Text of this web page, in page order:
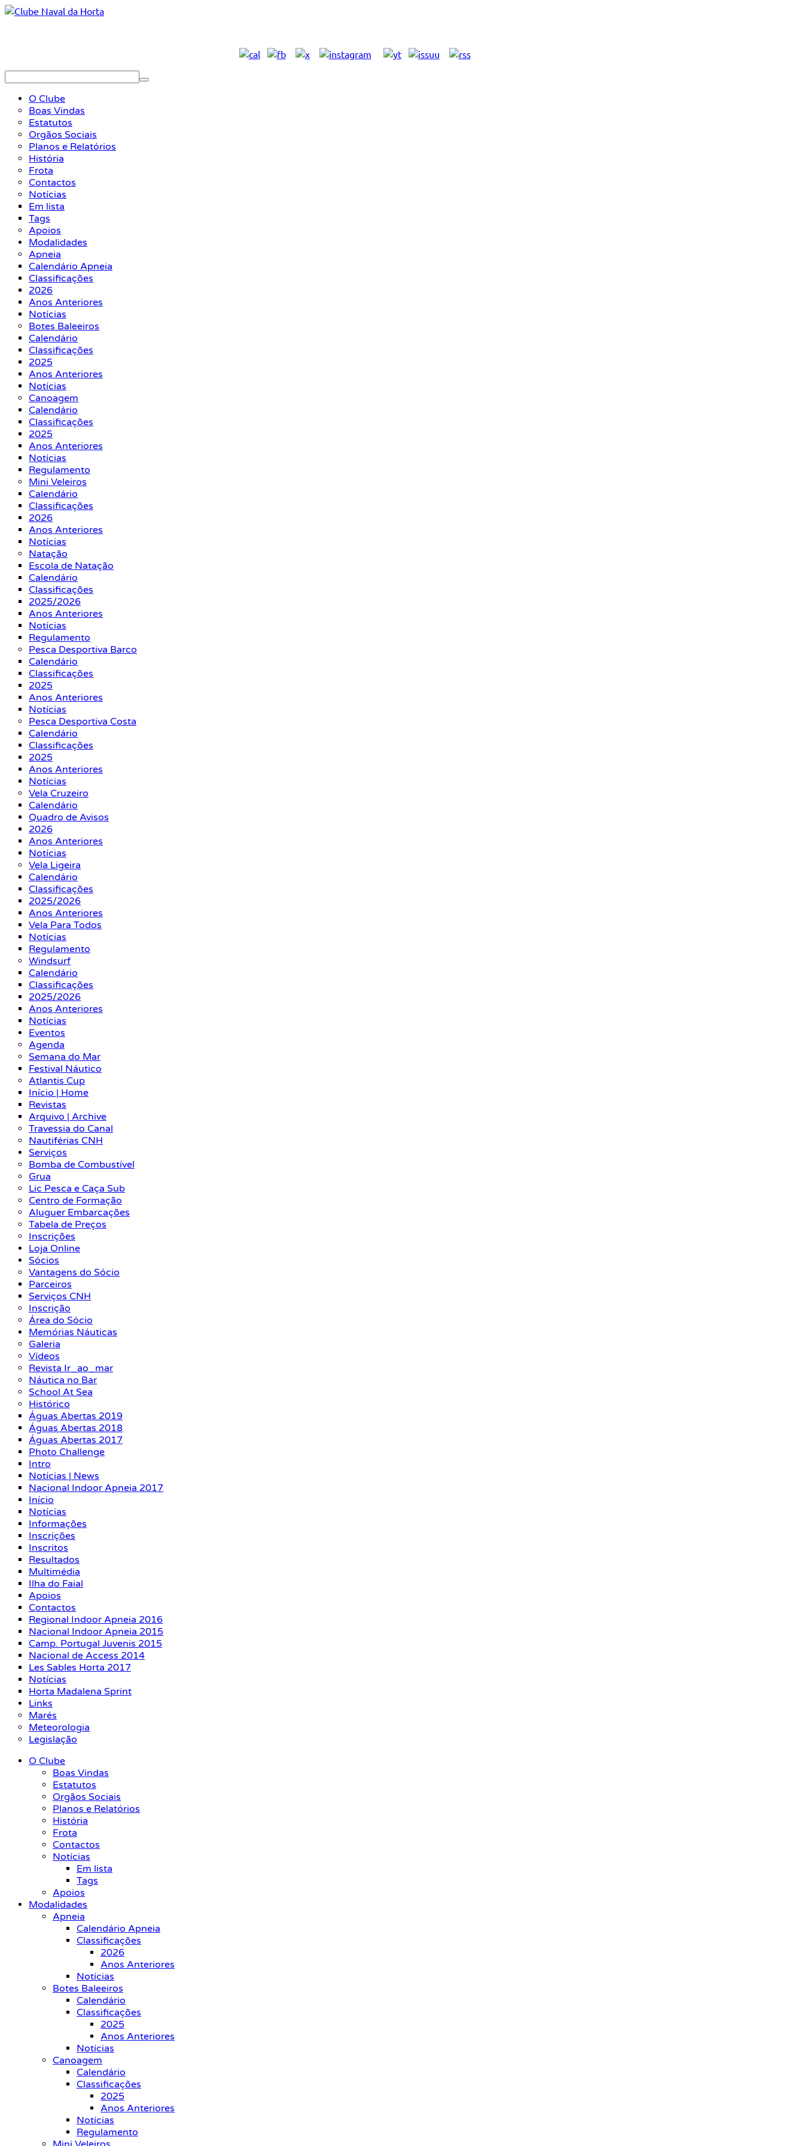
O Clube
Boas Vindas
Estatutos
Orgãos Sociais
Planos e Relatórios
História
Frota
Contactos
Notícias
Em lista
Tags
Apoios
Modalidades
Apneia
Calendário Apneia
Classificações
2026
Anos Anteriores
Notícias
Botes Baleeiros
Calendário
Classificações
2025
Anos Anteriores
Notícias
Canoagem
Calendário
Classificações
2025
Anos Anteriores
Notícias
Regulamento
Mini Veleiros
Calendário
Classificações
2026
Anos Anteriores
Notícias
Natação
Escola de Natação
Calendário
Classificações
2025/2026
Anos Anteriores
Notícias
Regulamento
Pesca Desportiva Barco
Calendário
Classificações
2025
Anos Anteriores
Notícias
Pesca Desportiva Costa
Calendário
Classificações
2025
Anos Anteriores
Notícias
Vela Cruzeiro
Calendário
Quadro de Avisos
2026
Anos Anteriores
Notícias
Vela Ligeira
Calendário
Classificações
2025/2026
Anos Anteriores
Vela Para Todos
Notícias
Regulamento
Windsurf
Calendário
Classificações
2025/2026
Anos Anteriores
Notícias
Eventos
Agenda
Semana do Mar
Festival Náutico
Atlantis Cup
Início | Home
Revistas
Arquivo | Archive
Travessia do Canal
Nautiférias CNH
Serviços
Bomba de Combustível
Grua
Lic Pesca e Caça Sub
Centro de Formação
Aluguer Embarcações
Tabela de Preços
Inscrições
Loja Online
Sócios
Vantagens do Sócio
Parceiros
Serviços CNH
Inscrição
Área do Sócio
Memórias Náuticas
Galeria
Vídeos
Revista Ir_ao_mar
Náutica no Bar
School At Sea
Histórico
Águas Abertas 2019
Águas Abertas 2018
Águas Abertas 2017
Photo Challenge
Intro
Notícias | News
Nacional Indoor Apneia 2017
Início
Notícias
Informações
Inscrições
Inscritos
Resultados
Multimédia
Ilha do Faial
Apoios
Contactos
Regional Indoor Apneia 2016
Nacional Indoor Apneia 2015
Camp. Portugal Juvenis 2015
Nacional de Access 2014
Les Sables Horta 2017
Notícias
Horta Madalena Sprint
Links
Marés
Meteorologia
Legislação
O Clube
Boas Vindas
Estatutos
Orgãos Sociais
Planos e Relatórios
História
Frota
Contactos
Notícias
Em lista
Tags
Apoios
Modalidades
Apneia
Calendário Apneia
Classificações
2026
Anos Anteriores
Notícias
Botes Baleeiros
Calendário
Classificações
2025
Anos Anteriores
Notícias
Canoagem
Calendário
Classificações
2025
Anos Anteriores
Notícias
Regulamento